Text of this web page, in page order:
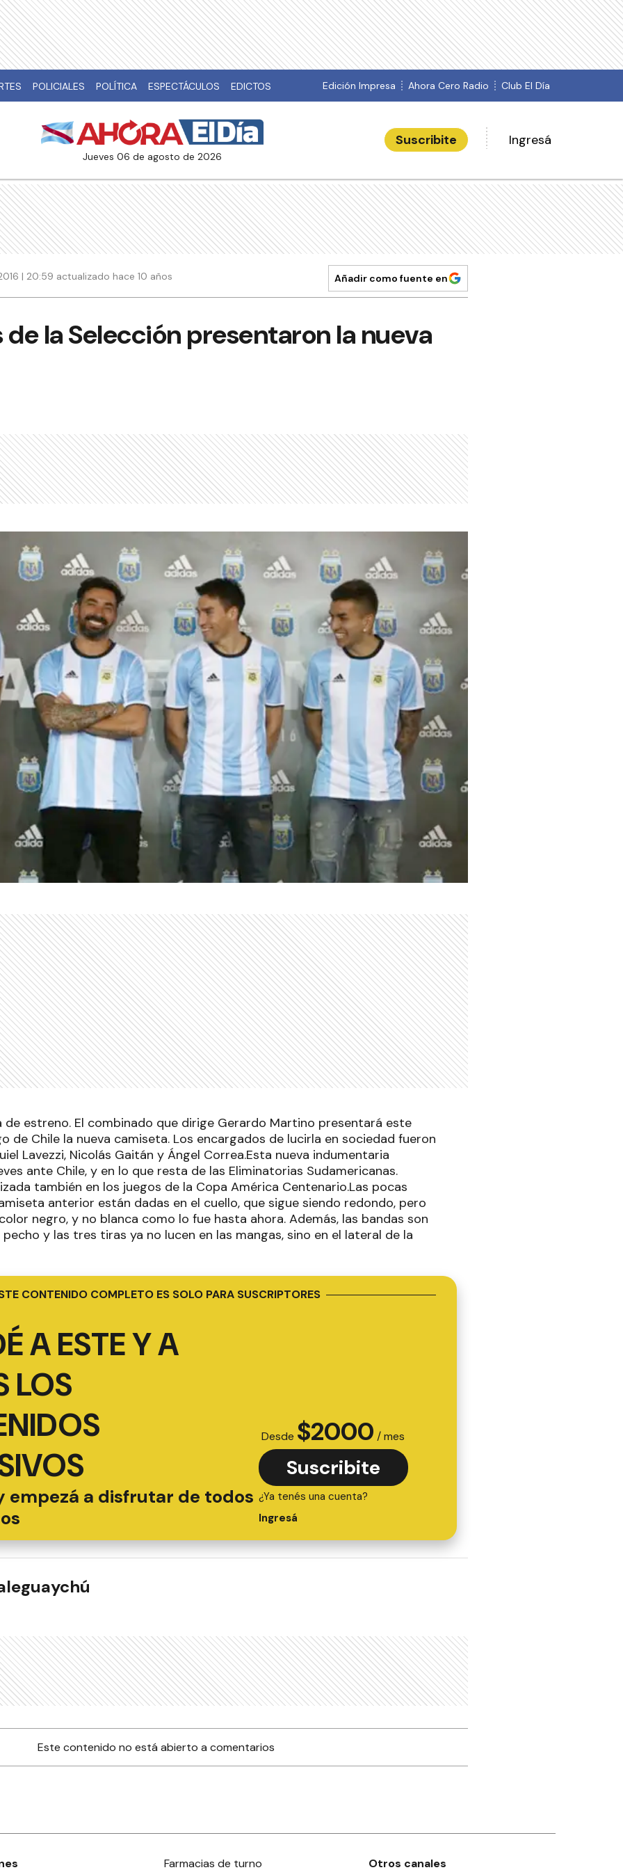
POLICIALES POLÍTICA ESPECTÁCULOS EDICTOS Edición Impresa Ahora Cero Radio Club El Día
jueves 06 de agosto de 2026
Suscribite Ingresá
| 20:59 actualizado hace 10 años Añadir como fuente en
de la Selección presentaron la nueva
de estreno. El combinado que dirige Gerardo Martino presentará este
de Chile la nueva camiseta. Los encargados de lucirla en sociedad fueron
Lavezzi, Nicolás Gaitán y Ángel Correa.Esta nueva indumentaria
ante Chile, y en lo que resta de las Eliminatorias Sudamericanas.
también en los juegos de la Copa América Centenario.Las pocas
anterior están dadas en el cuello, que sigue siendo redondo, pero
negro, y no blanca como lo fue hasta ahora. Además, las bandas son
y las tres tiras ya no lucen en las mangas, sino en el lateral de la
CONTENIDO COMPLETO ES SOLO PARA SUSCRIPTORES
A ESTE Y A
LOS
empezá a disfrutar de todos
Desde $2000 / mes
Suscribite
¿Ya tenés una cuenta?
Ingresá
Este contenido no está abierto a comentarios
Farmacias de turno Otros canales